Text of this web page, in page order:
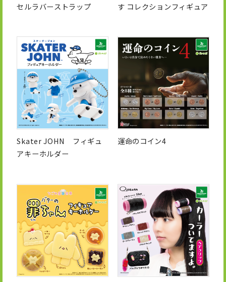
セルラバーストラップ
す コレクションフィギュア
Skater JOHN フィギュ
アキーホルダー
運命のコイン4